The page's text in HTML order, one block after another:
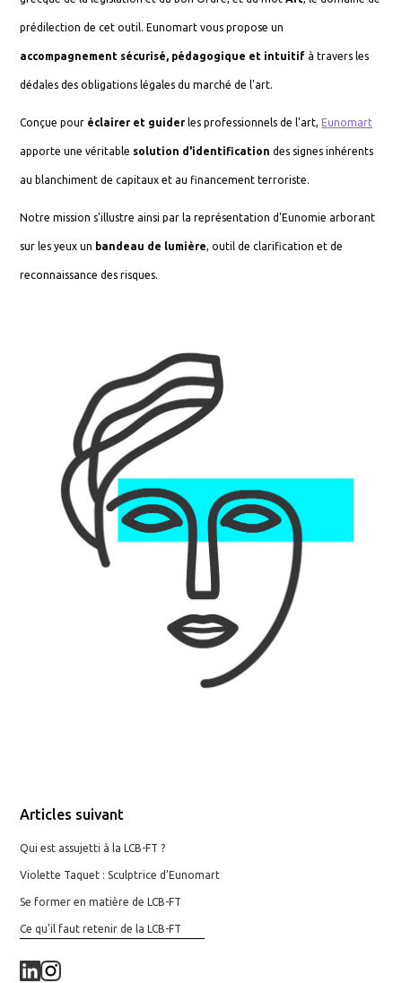
prédilection de cet outil. Eunomart vous propose un
accompagnement sécurisé, pédagogique et intuitif à travers les
dédales des obligations légales du marché de l'art.
Conçue pour éclairer et guider les professionnels de l'art,Eunomart
apporte une véritable solution d'identificationdes signes inhérents
au blanchiment de capitaux et au financement terroriste.
Notre mission s'illustre ainsi par la représentation d'Eunomie arborant
sur les yeux un bandeau de lumière, outil de clarification et de
reconnaissance des risques.
Articles suivant
Qui est assujetti à la LCB-FT ?
Violette Taquet : Sculptrice d’Eunomart
Se former en matière de LCB-FT
Ce qu'il faut retenir de la LCB-FT